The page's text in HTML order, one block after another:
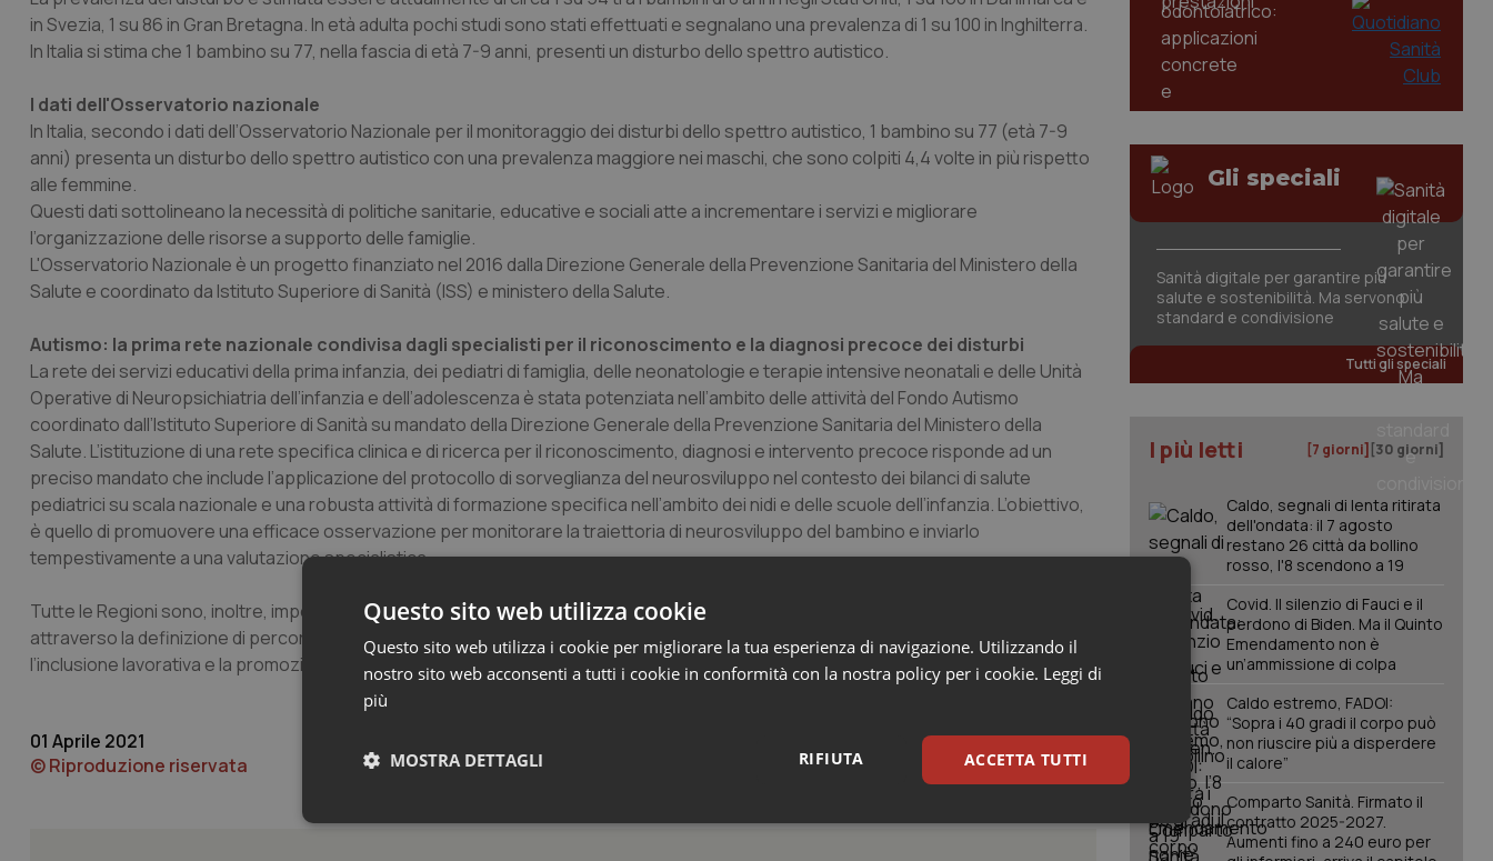
in Svezia, 1 su 86 in Gran Bretagna. In età adulta pochi studi sono stati effettuati e segnalano una prevalenza di 1 su 100 in Inghilterra.
In Italia si stima che 1 bambino su 77, nella fascia di età 7-9 anni, presenti un disturbo dello spettro autistico.
I dati dell'Osservatorio nazionale
In Italia, secondo i dati dell’Osservatorio Nazionale per il monitoraggio dei disturbi dello spettro autistico, 1 bambino su 77 (età 7-9
anni) presenta un disturbo dello spettro autistico con una prevalenza maggiore nei maschi, che sono colpiti 4,4 volte in più rispetto
alle femmine.
Questi dati sottolineano la necessità di politiche sanitarie, educative e sociali atte a incrementare i servizi e migliorare
l’organizzazione delle risorse a supporto delle famiglie.
L'Osservatorio Nazionale è un progetto finanziato nel 2016 dalla Direzione Generale della Prevenzione Sanitaria del Ministero della
Salute e coordinato da Istituto Superiore di Sanità (ISS) e ministero della Salute.
Autismo: la prima rete nazionale condivisa dagli specialisti per il riconoscimento e la diagnosi precoce dei disturbi
La rete dei servizi educativi della prima infanzia, dei pediatri di famiglia, delle neonatologie e terapie intensive neonatali e delle Unità
Operative di Neuropsichiatria dell’infanzia e dell’adolescenza è stata potenziata nell’ambito delle attività del Fondo Autismo
coordinato dall’Istituto Superiore di Sanità su mandato della Direzione Generale della Prevenzione Sanitaria del Ministero della
Salute. L’istituzione di una rete specifica clinica e di ricerca per il riconoscimento, diagnosi e intervento precoce risponde ad un
preciso mandato che include l’applicazione del protocollo di sorveglianza del neurosviluppo nel contesto dei bilanci di salute
pediatrici su scala nazionale e una robusta attività di formazione specifica nell’ambito dei nidi e delle scuole dell’infanzia. L’obiettivo,
è quello di promuovere una efficace osservazione per monitorare la traiettoria di neurosviluppo del bambino e inviarlo
tempestivamente a una valutazione specialistica.
Tutte le Regioni sono, inoltre, impegnate nella presa in carico globale delle persone nello spettro nell’intero arco della vita
attraverso la definizione di percorsi differenziati al trattamento e per la promozione delle autonomie (inclusi percorsi per
l’inclusione lavorativa e la promozione dell’autonomia abitativa) per la definizione di un vero e proprio Progetto di vita.
01 Aprile 2021
© Riproduzione riservata
Gli speciali
Sanità digitale per garantire più
salute e sostenibilità. Ma servono
standard e condivisione
Tutti gli speciali
I più letti [7 giorni] [30 giorni]
Caldo, segnali di lenta ritirata
dell'ondata: il 7 agosto
restano 26 città da bollino
rosso, l'8 scendono a 19
Covid. Il silenzio di Fauci e il
perdono di Biden. Ma il Quinto
Emendamento non è
un’ammissione di colpa
Caldo estremo, FADOI:
“Sopra i 40 gradi il corpo può
non riuscire più a disperdere
il calore”
Comparto Sanità. Firmato il
contratto 2025-2027.
Aumenti fino a 240 euro per
Questo sito web utilizza cookie
Questo sito web utilizza i cookie per migliorare la tua esperienza di navigazione. Utilizzando il
nostro sito web acconsenti a tutti i cookie in conformità con la nostra policy per i cookie. Leggi di
più
ACCETTA TUTTI
RIFIUTA
MOSTRA DETTAGLI
Necessari Statistici Marketing